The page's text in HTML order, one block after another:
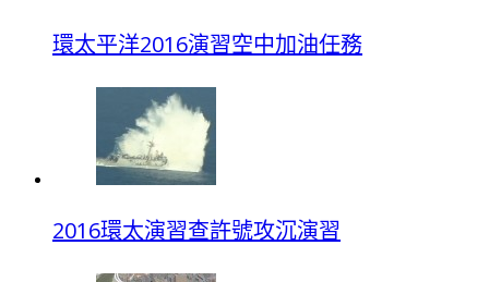
環太平洋2016演習空中加油任務
2016環太演習查許號攻沉演習